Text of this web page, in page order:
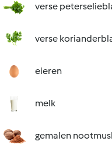
verse
verse
eieren
melk
gemalen